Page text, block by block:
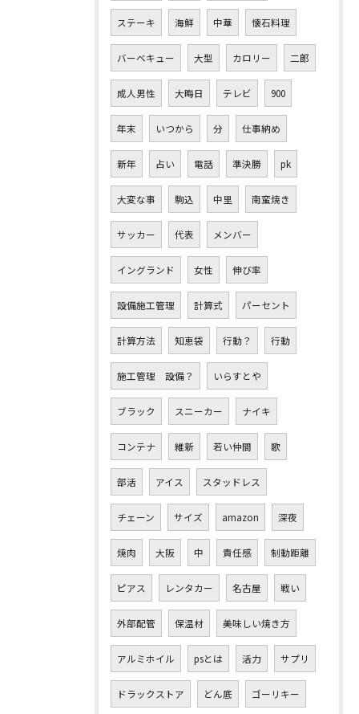
ステーキ 海鮮 中華 懐石料理
バーベキュー 大型 カロリー 二郎
成人男性 大晦日 テレビ 900
年末 いつから 分 仕事納め
新年 占い 電話 準決勝 pk
大変な事 駒込 中里 南蛮焼き
サッカー 代表 メンバー
イングランド 女性 伸び率
設備施工管理 計算式 パーセント
計算方法 知恵袋 行動？ 行動
施工管理 設備？ いらすとや
ブラック スニーカー ナイキ
コンテナ 維新 若い仲間 歌
部活 アイス スタッドレス
チェーン サイズ amazon 深夜
焼肉 大阪 中 責任感 制動距離
ピアス レンタカー 名古屋 戦い
外部配管 保温材 美味しい焼き方
アルミホイル psとは 活力 サプリ
ドラックストア どん底 ゴーリキー